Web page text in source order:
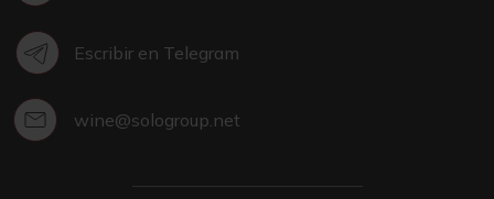
Escribir en Telegram
wine@sologroup.net